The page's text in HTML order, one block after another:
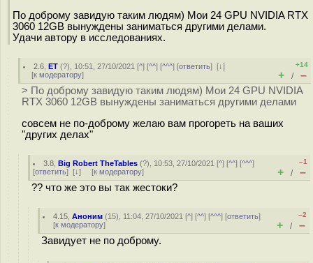
По доброму завидую таким людям) Мои 24 GPU NVIDIA RTX
3060 12GB вынуждены заниматься другими делами.
Удачи автору в исследованиях.
2.6 ,ET (?), 10:51, 27/10/2021 [^] [^^] [^^^] [ответить][↓]
[к модератору]
+14
+ / –
> По доброму завидую таким людям) Мои 24 GPU NVIDIA
RTX 3060 12GB вынуждены заниматься другими делами
совсем не по-доброму желаю вам прогореть на ваших
"других делах"
3.8 ,Big Robert TheTables (?), 10:53, 27/10/2021 [^] [^^] [^^^]
[ответить] [↓] [к модератору]
–1
+ / –
?? что же это вы так жестоки?
4.15 ,Аноним (15), 11:04, 27/10/2021 [^] [^^] [^^^] [ответить]
[к модератору]
–2
+ / –
Завидует не по доброму.